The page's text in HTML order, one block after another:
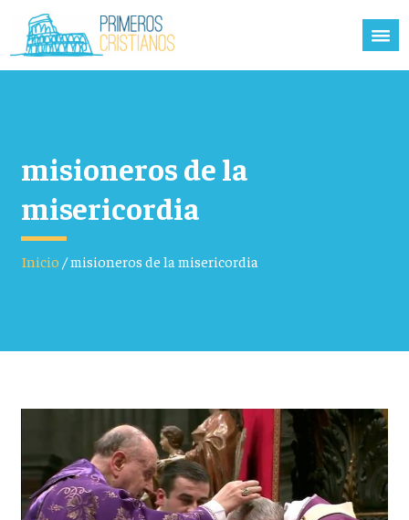
misioneros de la
misericordia
Inicio /misioneros de la misericordia